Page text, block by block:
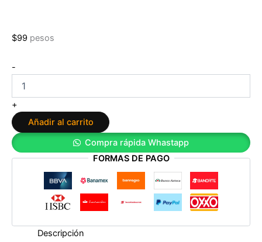
$99 pesos
-
hipótesis
del
amor
de
Hazelwood
+
Añadir al carrito
Compra rápida Whastapp
FORMAS DE PAGO
Descripción